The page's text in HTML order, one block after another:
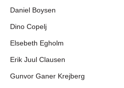
Daniel Boysen
Dino Copelj
Elsebeth Egholm
Erik Juul Clausen
Gunvor Ganer Krejberg